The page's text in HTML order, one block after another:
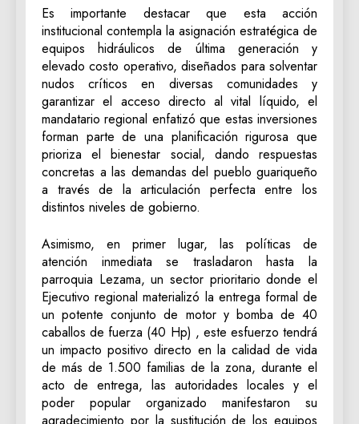
‎Es importante destacar que esta acción
institucional contempla la asignación estratégica de
equipos hidráulicos de última generación y
elevado costo operativo, diseñados para solventar
nudos críticos en diversas comunidades y
garantizar el acceso directo al vital líquido, el
mandatario regional enfatizó que estas inversiones
forman parte de una planificación rigurosa que
prioriza el bienestar social, dando respuestas
concretas a las demandas del pueblo guariqueño
a través de la articulación perfecta entre los
distintos niveles de gobierno.
‎Asimismo, en primer lugar, las políticas de
atención inmediata se trasladaron hasta la
parroquia Lezama, un sector prioritario donde el
Ejecutivo regional materializó la entrega formal de
un potente conjunto de motor y bomba de 40
caballos de fuerza (40 Hp) , este esfuerzo tendrá
un impacto positivo directo en la calidad de vida
de más de 1.500 familias de la zona, durante el
acto de entrega, las autoridades locales y el
poder popular organizado manifestaron su